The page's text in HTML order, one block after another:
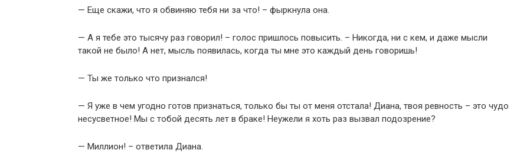
— Еще скажи, что я обвиняю тебя ни за что! – фыркнула она.
— А я тебе это тысячу раз говорил! – голос пришлось повысить. – Никогда, ни с кем, и даже мысли
такой не было! А нет, мысль появилась, когда ты мне это каждый день говоришь!
— Ты же только что признался!
— Я уже в чем угодно готов признаться, только бы ты от меня отстала! Диана, твоя ревность – это чудо
несусветное! Мы с тобой десять лет в браке! Неужели я хоть раз вызвал подозрение?
— Миллион! – ответила Диана.